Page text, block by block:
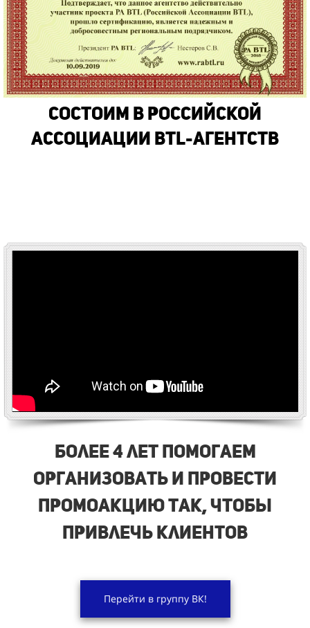
Состоим в Российской
Ассоциации BTL-Агентств
Более 4 лет помогаем
организовать и провести
промоакцию так, чтобы
привлечь клиентов
Перейти в группу ВК!